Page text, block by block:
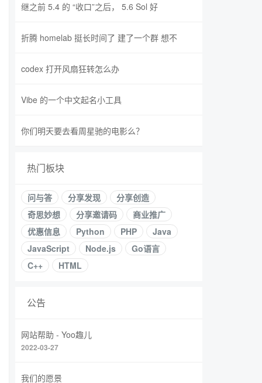
继之前 5.4 的 “收口”之后， 5.6 Sol 好
折腾 homelab 挺长时间了 建了一个群 想不
codex 打开风扇狂转怎么办
Vibe 的一个中文起名小工具
你们明天要去看周星驰的电影么？
热门板块
问与答 分享发现
分享创造
奇思妙想
分享邀请码
商业推广
优惠信息
Python PHP
Java
JavaScript
Node.js
Go语言
C++
HTML
公告
网站帮助 - Yoo趣儿
2022-03-27
我们的愿景